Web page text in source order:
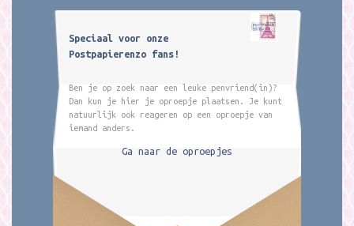
Speciaal voor onze
Postpapierenzo fans!
Ben je op zoek naar een leuke penvriend(in)?
Dan kun je hier je oproepje plaatsen. Je kunt
natuurlijk ook reageren op een oproepje van
iemand anders.
Ga naar de oproepjes